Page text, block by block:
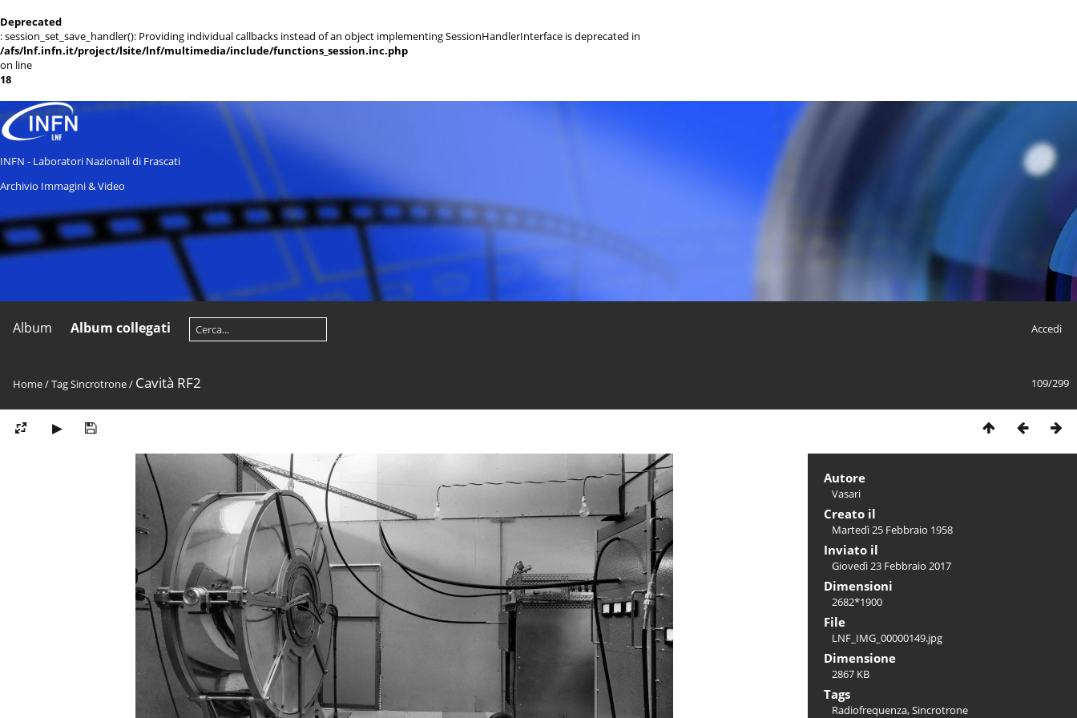
Deprecated
: session_set_save_handler(): Providing individual callbacks instead of an object implementing SessionHandlerInterface is deprecated in
/afs/lnf.infn.it/project/lsite/lnf/multimedia/include/functions_session.inc.php
on line
18
INFN - Laboratori Nazionali di Frascati
Archivio Immagini & Video
Album Album collegati Accedi
109/299
Home/TagSincrotrone/ Cavità RF2
Autore
Vasari
Creato il
Martedì 25 Febbraio 1958
Inviato il
Giovedì 23 Febbraio 2017
Dimensioni
2682*1900
File
LNF_IMG_00000149.jpg
Dimensione
2867 KB
Tags
Radiofrequenza,Sincrotrone